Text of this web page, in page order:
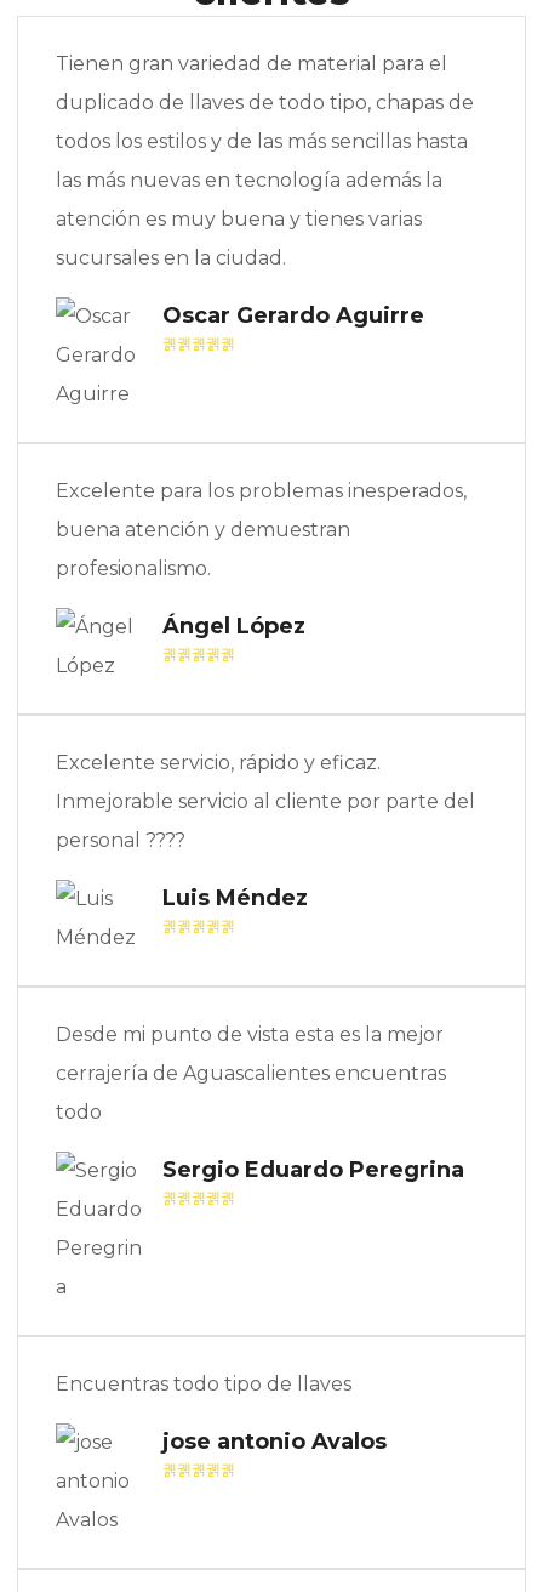
Tienen gran variedad de material para el
duplicado de llaves de todo tipo, chapas de
todos los estilos y de las más sencillas hasta
las más nuevas en tecnología además la
atención es muy buena y tienes varias
sucursales en la ciudad.
Oscar Gerardo Aguirre
Excelente para los problemas inesperados,
buena atención y demuestran
profesionalismo.
Ángel López
Excelente servicio, rápido y eficaz.
Inmejorable servicio al cliente por parte del
personal ????
Luis Méndez
Desde mi punto de vista esta es la mejor
cerrajería de Aguascalientes encuentras
todo
Sergio Eduardo Peregrina
Encuentras todo tipo de llaves
jose antonio Avalos